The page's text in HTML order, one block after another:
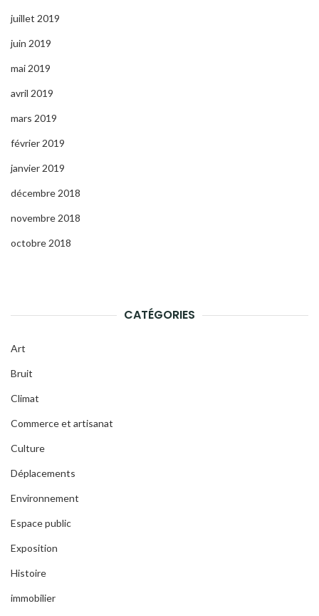
juillet 2019
juin 2019
mai 2019
avril 2019
mars 2019
février 2019
janvier 2019
décembre 2018
novembre 2018
octobre 2018
CATÉGORIES
Art
Bruit
Climat
Commerce et artisanat
Culture
Déplacements
Environnement
Espace public
Exposition
Histoire
immobilier